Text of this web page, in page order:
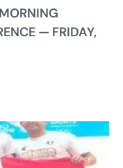
— FRIDAY,